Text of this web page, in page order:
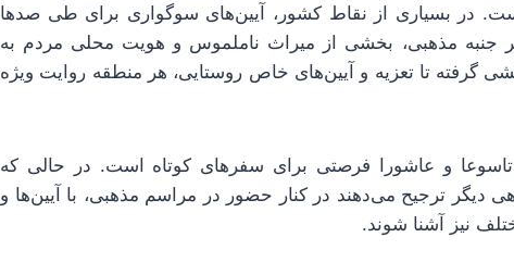
در بسیاری از نقاط کشور، آیین‌های سوگواری برای طی صدها
جنبه مذهبی، بخشی از میراث ناملموس و هویت محلی مردم به
گرفته تا تعزیه و آیین‌های خاص روستایی، هر منطقه روایت ویژه
تاسوعا و عاشورا فرصتی برای سفرهای کوتاه است. در حالی که
دیگر ترجیح می‌دهند در کنار حضور در مراسم مذهبی، با آیین‌ها و
نیز آشنا شوند.